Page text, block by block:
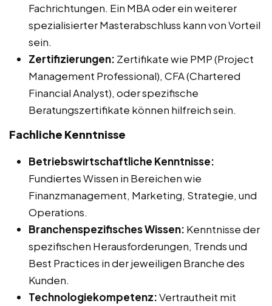
Fachrichtungen. Ein MBA oder ein weiterer
spezialisierter Masterabschluss kann von Vorteil
sein.
Zertifizierungen: Zertifikate wie PMP (Project
Management Professional), CFA (Chartered
Financial Analyst), oder spezifische
Beratungszertifikate können hilfreich sein.
Fachliche Kenntnisse
Betriebswirtschaftliche Kenntnisse:
Fundiertes Wissen in Bereichen wie
Finanzmanagement, Marketing, Strategie, und
Operations.
Branchenspezifisches Wissen: Kenntnisse der
spezifischen Herausforderungen, Trends und
Best Practices in der jeweiligen Branche des
Kunden.
Technologiekompetenz:Vertrautheit mit